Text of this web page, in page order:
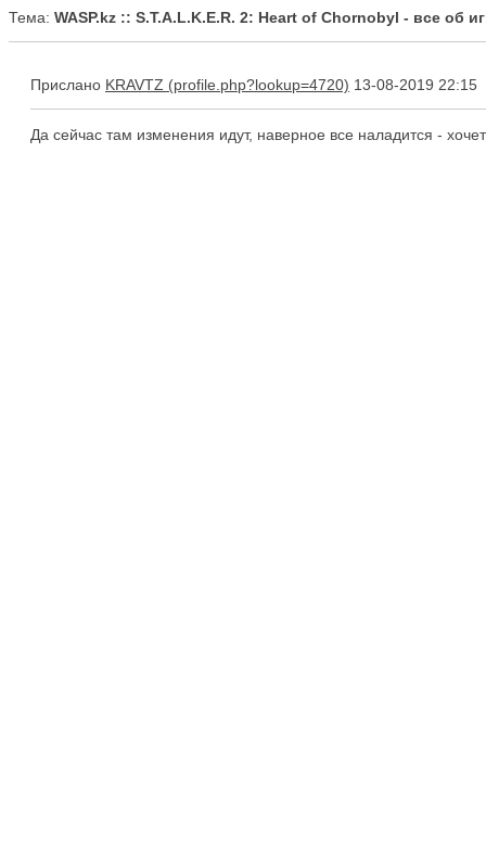
Тема: WASP.kz :: S.T.A.L.K.E.R. 2: Heart of Chornobyl - все об
Прислано KRAVTZ 13-08-2019 22:15
Да сейчас там изменения идут, наверное все наладится -